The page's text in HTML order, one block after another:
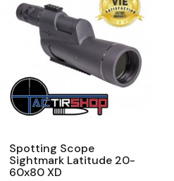
Spotting Scope
Sightmark Latitude 20-
60x80 XD